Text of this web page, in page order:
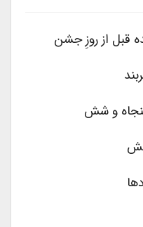
قبل از روزِ جشن
و شش